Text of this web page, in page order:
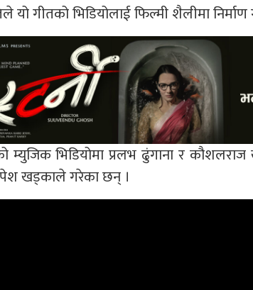
यो गीतको भिडियोलाई फिल्मी शैलीमा
म्युजिक भिडियोमा प्रलभ ढुंगाना र
खड्काले गरेका छन् ।